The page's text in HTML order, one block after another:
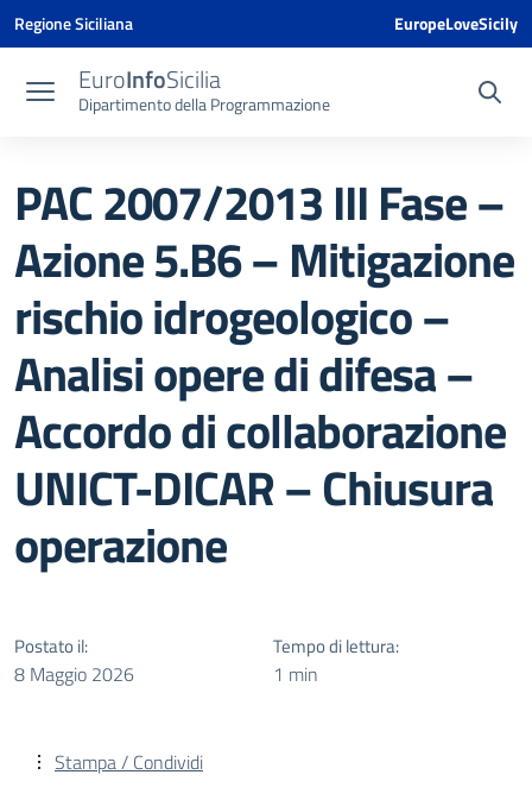
Vai ai contenuti
Vai al menu di navigazione
Vai al footer
Vai al banner delle Cookie Policy
Regione Siciliana EuropeLoveSicily
EuroInfoSicilia
Dipartimento della Programmazione
PAC 2007/2013 III Fase –
Azione 5.B6 – Mitigazione
rischio idrogeologico –
Analisi opere di difesa –
Accordo di collaborazione
UNICT-DICAR – Chiusura
operazione
Postato il:
8 Maggio 2026
Tempo di lettura:
1 min
Stampa / Condividi